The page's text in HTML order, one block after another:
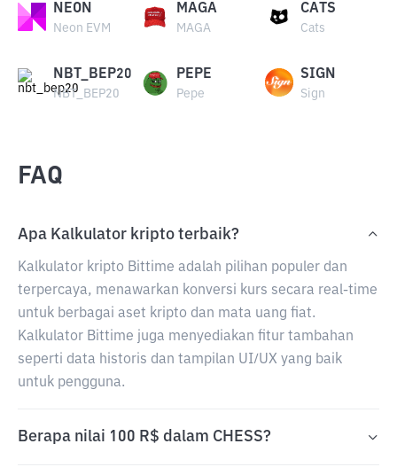
NEON
Neon EVM
MAGA
MAGA
CATS
Cats
NBT_BEP20
NBT_BEP20
PEPE
Pepe
SIGN
Sign
FAQ
Apa Kalkulator kripto terbaik?
Kalkulator kripto Bittime adalah pilihan populer dan
terpercaya, menawarkan konversi kurs secara real-time
untuk berbagai aset kripto dan mata uang fiat.
Kalkulator Bittime juga menyediakan fitur tambahan
seperti data historis dan tampilan UI/UX yang baik
untuk pengguna.
Berapa nilai 100 R$ dalam CHESS?